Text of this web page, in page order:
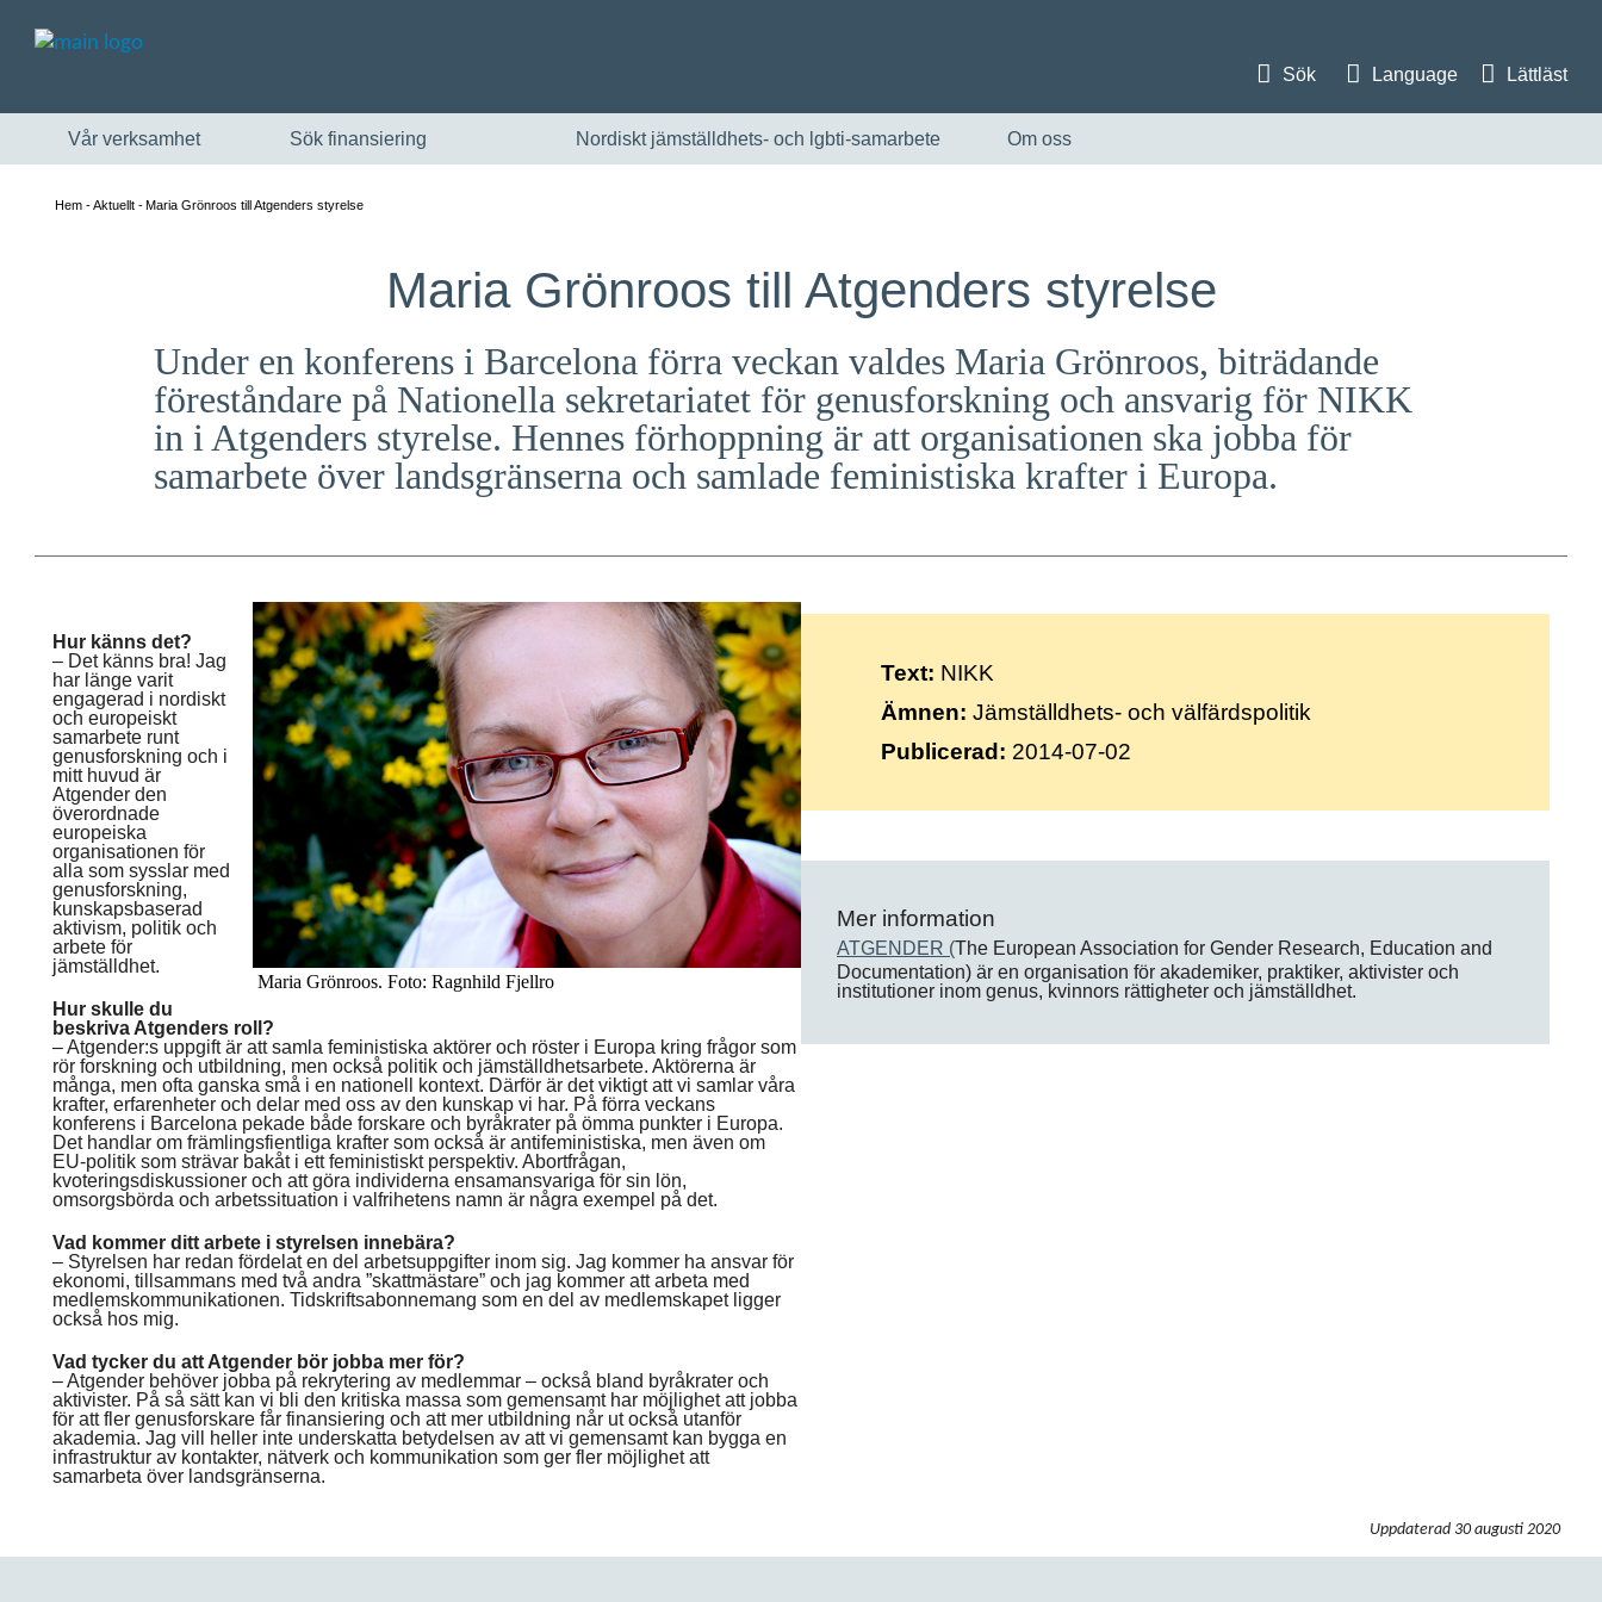
English
Skandinaviska
Sök Language Lättläst
Vår verksamhet Sök finansiering Nordiskt jämställdhets- och lgbti-samarbete Om oss
Hem Aktuellt Maria Grönroos till Atgenders styrelse
Maria Grönroos till Atgenders styrelse
Under en konferens i Barcelona förra veckan valdes Maria Grönroos, biträdande
föreståndare på Nationella sekretariatet för genusforskning och ansvarig för NIKK
in i Atgenders styrelse. Hennes förhoppning är att organisationen ska jobba för
samarbete över landsgränserna och samlade feministiska krafter i Europa.
Maria Grönroos. Foto: Ragnhild Fjellro
Hur känns det?
– Det känns bra! Jag
har länge varit
engagerad i nordiskt
och europeiskt
samarbete runt
genusforskning och i
mitt huvud är
Atgender den
överordnade
europeiska
organisationen för
alla som sysslar med
genusforskning,
kunskapsbaserad
aktivism, politik och
arbete för
jämställdhet.
Hur skulle du
beskriva Atgenders roll?
– Atgender:s uppgift är att samla feministiska aktörer och röster i Europa kring frågor som
rör forskning och utbildning, men också politik och jämställdhetsarbete. Aktörerna är
många, men ofta ganska små i en nationell kontext. Därför är det viktigt att vi samlar våra
krafter, erfarenheter och delar med oss av den kunskap vi har. På förra veckans
konferens i Barcelona pekade både forskare och byråkrater på ömma punkter i Europa.
Det handlar om främlingsfientliga krafter som också är antifeministiska, men även om
EU-politik som strävar bakåt i ett feministiskt perspektiv. Abortfrågan,
kvoteringsdiskussioner och att göra individerna ensamansvariga för sin lön,
omsorgsbörda och arbetssituation i valfrihetens namn är några exempel på det.
Vad kommer ditt arbete i styrelsen innebära?
– Styrelsen har redan fördelat en del arbetsuppgifter inom sig. Jag kommer ha ansvar för
ekonomi, tillsammans med två andra ”skattmästare” och jag kommer att arbeta med
medlemskommunikationen. Tidskriftsabonnemang som en del av medlemskapet ligger
också hos mig.
Vad tycker du att Atgender bör jobba mer för?
– Atgender behöver jobba på rekrytering av medlemmar – också bland byråkrater och
aktivister. På så sätt kan vi bli den kritiska massa som gemensamt har möjlighet att jobba
för att fler genusforskare får finansiering och att mer utbildning når ut också utanför
akademia. Jag vill heller inte underskatta betydelsen av att vi gemensamt kan bygga en
infrastruktur av kontakter, nätverk och kommunikation som ger fler möjlighet att
samarbeta över landsgränserna.
Text: NIKK
Ämnen: Jämställdhets- och välfärdspolitik
Publicerad: 2014-07-02
Mer information
ATGENDER (The European Association for Gender Research, Education and
Documentation) är en organisation för akademiker, praktiker, aktivister och
institutioner inom genus, kvinnors rättigheter och jämställdhet.
Uppdaterad 30 augusti 2020